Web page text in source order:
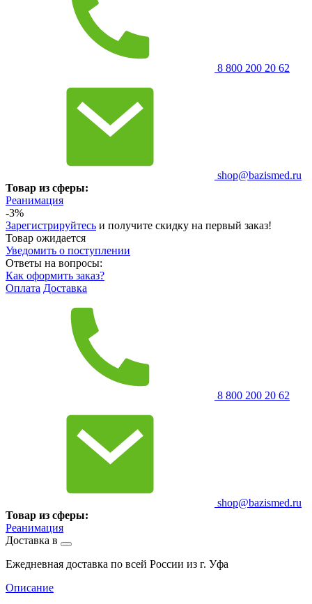
8 800 200 20 62
shop@bazismed.ru
Товар из сферы:
Реанимация
-3%
Зарегистрируйтесь и получите скидку на первый заказ!
Товар ожидается
Уведомить о поступлении
Ответы на вопросы:
Как оформить заказ?
Оплата Доставка
8 800 200 20 62
shop@bazismed.ru
Товар из сферы:
Реанимация
Доставка в
Ежедневная доставка по всей России из г. Уфа
Описание